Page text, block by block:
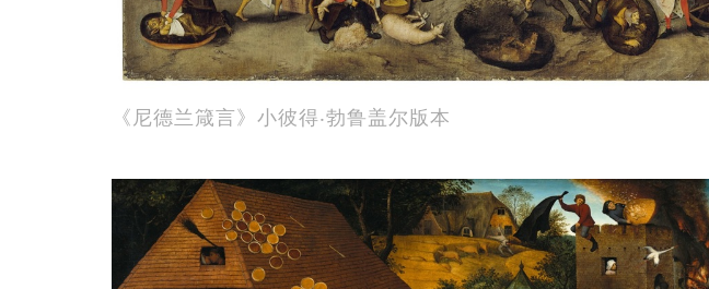
《尼德兰箴言》小彼得‧勃鲁盖尔版本